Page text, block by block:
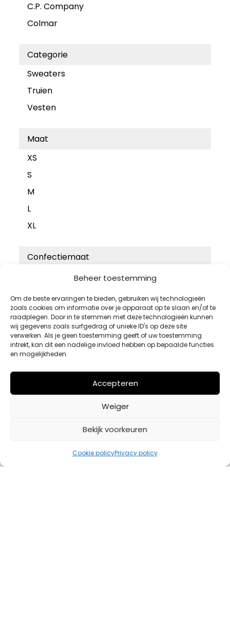
Beheer toestemming
Om de beste ervaringen te bieden, gebruiken wij technologieën
zoals cookies om informatie over je apparaat op te slaan en/of te
raadplegen. Door in te stemmen met deze technologieën kunnen
wij gegevens zoals surfgedrag of unieke ID's op deze site
verwerken. Als je geen toestemming geeft of uw toestemming
intrekt, kan dit een nadelige invloed hebben op bepaalde functies
en mogelijkheden.
Accepteren
Weiger
Bekijk voorkeuren
Cookie policyPrivacy policy
C.P. Company
Colmar
Categorie
Sweaters
Truien
Vesten
Maat
XS
S
M
L
XL
Confectiemaat
50
52
54